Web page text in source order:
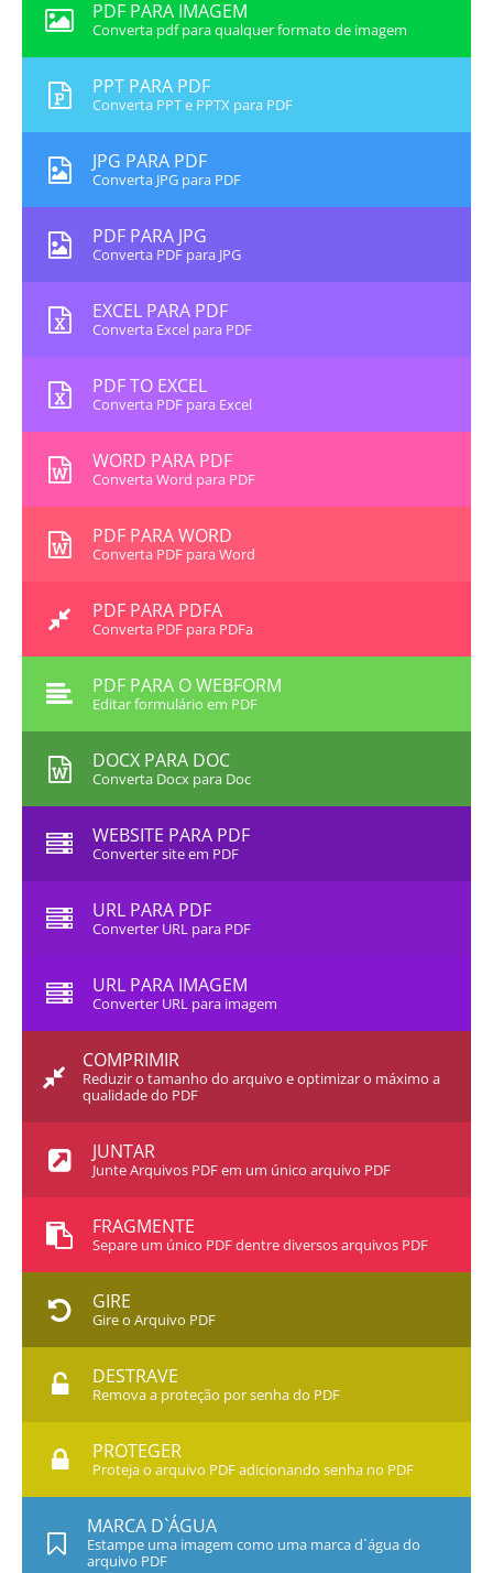
PDF PARA IMAGEM
Converta pdf para qualquer formato de imagem
PPT PARA PDF
Converta PPT e PPTX para PDF
JPG PARA PDF
Converta JPG para PDF
PDF PARA JPG
Converta PDF para JPG
EXCEL PARA PDF
Converta Excel para PDF
PDF TO EXCEL
Converta PDF para Excel
WORD PARA PDF
Converta Word para PDF
PDF PARA WORD
Converta PDF para Word
PDF PARA PDFA
Converta PDF para PDFa
PDF PARA O WEBFORM
Editar formulário em PDF
DOCX PARA DOC
Converta Docx para Doc
WEBSITE PARA PDF
Converter site em PDF
URL PARA PDF
Converter URL para PDF
URL PARA IMAGEM
Converter URL para imagem
COMPRIMIR
Reduzir o tamanho do arquivo e optimizar o máximo a
qualidade do PDF
JUNTAR
Junte Arquivos PDF em um único arquivo PDF
FRAGMENTE
Separe um único PDF dentre diversos arquivos PDF
GIRE
Gire o Arquivo PDF
DESTRAVE
Remova a proteção por senha do PDF
PROTEGER
Proteja o arquivo PDF adicionando senha no PDF
MARCA D`ÁGUA
Estampe uma imagem como uma marca d`água do
arquivo PDF